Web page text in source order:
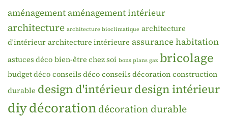
aménagementaménagement intérieur
architecture architecture bioclimatique architecture
d'intérieur architecture intérieure assurance habitation
astuces déco bien-être chez soi bons plans gaz bricolage
budget déco conseils déco conseils décoration construction
durable design d'intérieurdesign intérieur
diydécorationdécoration durable